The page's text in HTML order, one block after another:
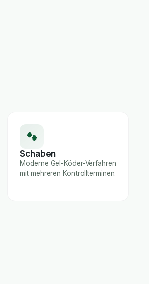
Schaben
Moderne Gel-Köder-Verfahren
mit mehreren Kontrollterminen.